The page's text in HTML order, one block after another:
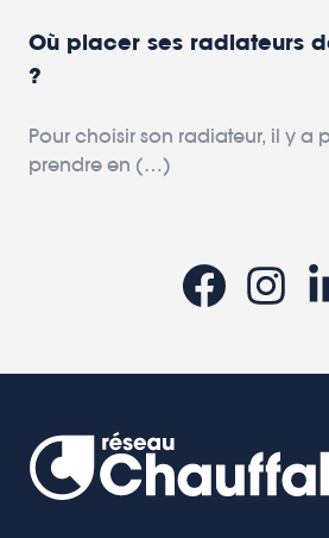
Où placer ses radiateurs
?
Pour choisir son radiateur, il y a
prendre en (…)